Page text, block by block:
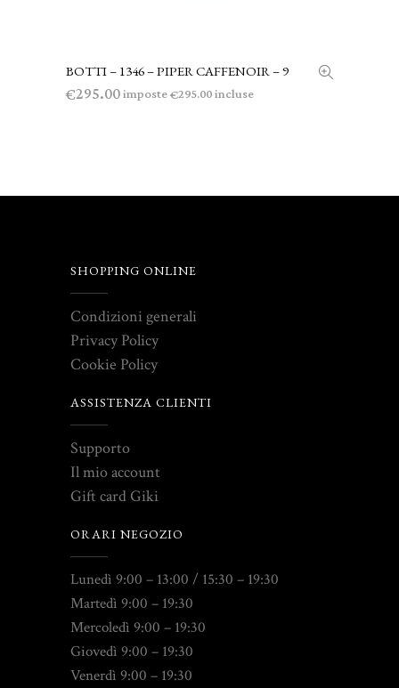
AGGIUNGI AL CARRELLO
BOTTI – 1346 – PIPER CAFFENOIR – 9
€295.00imposte€295.00incluse
SHOPPING ONLINE
Condizioni generali
Privacy Policy
Cookie Policy
ASSISTENZA CLIENTI
Supporto
Il mio account
Gift card Giki
ORARI NEGOZIO
Lunedì 9:00 – 13:00 / 15:30 – 19:30
Martedì 9:00 – 19:30
Mercoledì 9:00 – 19:30
Giovedì 9:00 – 19:30
Venerdì 9:00 – 19:30